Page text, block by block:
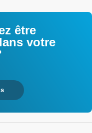
être
votre